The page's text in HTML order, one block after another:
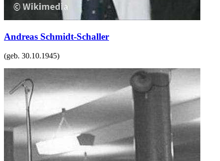
Andreas Schmidt-Schaller
(geb. 30.10.1945)